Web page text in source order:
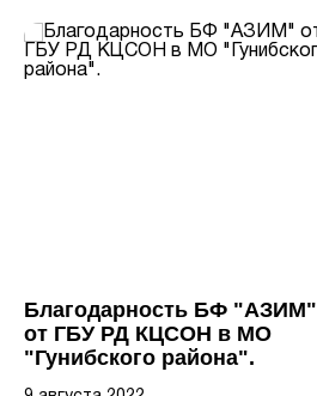
Благодарность БФ "АЗИМ"
от ГБУ РД КЦСОН в МО
"Гунибского района".